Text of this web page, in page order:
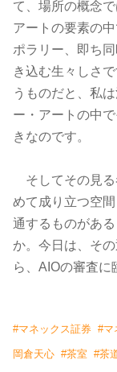
て、 場所の概念
アートの要素の
ポラリー、即ち
き込む生々しさ
うものだと、私
ー・アートの中
きなのです。
そしてその見る
めて成り立つ空間
通するものがある
か。今日は、 そ
ら、 AIOの審査に
#マネックス証券 #マ
岡倉天心 #茶室 #茶